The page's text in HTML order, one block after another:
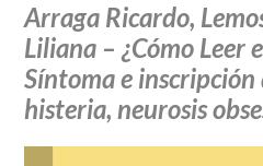
Arraga Ricardo,
Liliana – ¿Cómo Leer
Síntoma e inscripción
histeria, neurosis